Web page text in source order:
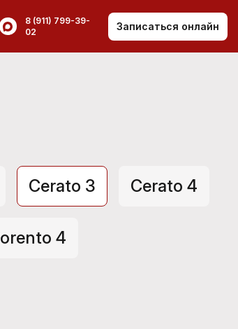
8 (911) 799-39-
02
Записаться онлайн
Cerato 3 Cerato 4
4